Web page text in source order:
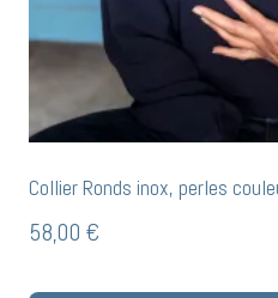
Collier Ronds inox, perles
58,00 €